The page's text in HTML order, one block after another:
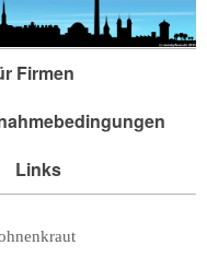
Firmen
Links